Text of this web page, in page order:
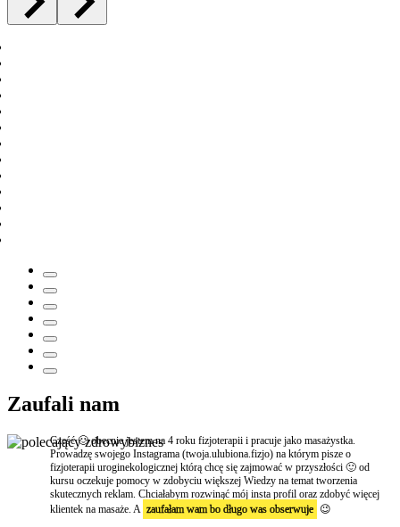
Zaufali nam
Cześć 🙂 obecnie jestem na 4 roku fizjoterapii i pracuje jako masażystka.
Prowadzę swojego Instagrama (twoja.ulubiona.fizjo) na którym pisze o
fizjoterapii uroginekologicznej którą chcę się zajmować w przyszłości 🙂 od
kursu oczekuje pomocy w zdobyciu większej Wiedzy na temat tworzenia
skutecznych reklam. Chciałabym rozwinąć mój insta profil oraz zdobyć więcej
klientek na masaże. A zaufałam wam bo długo was obserwuje 😉